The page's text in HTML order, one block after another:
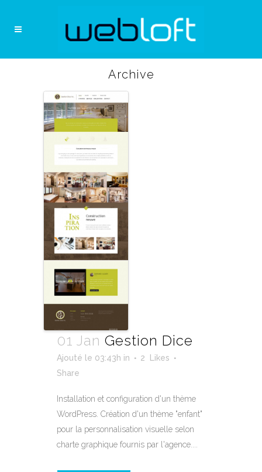
Archive
01 Jan Gestion Dice
Ajouté le 03:43h in 2
Likes
Share
Installation et configuration d'un thème
WordPress. Création d'un thème "enfant"
pour la personnalisation visuelle selon
charte graphique fournis par l'agence....